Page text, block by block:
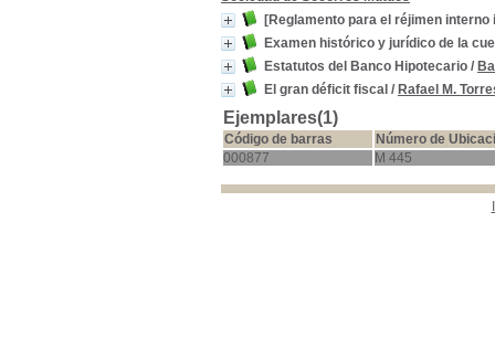
[Reglamento para el réjimen
Examen histórico y jurídico de la
Estatutos del Banco Hipotecario /
El gran déficit fiscal / Rafael M.
Ejemplares(1)
Código de barras
Número de
000877
M 445